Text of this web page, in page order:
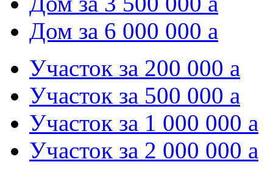
Дом за 6 000 000 a
Участок за 200 000 a
Участок за 500 000 a
Участок за 1 000 000 a
Участок за 2 000 000 a